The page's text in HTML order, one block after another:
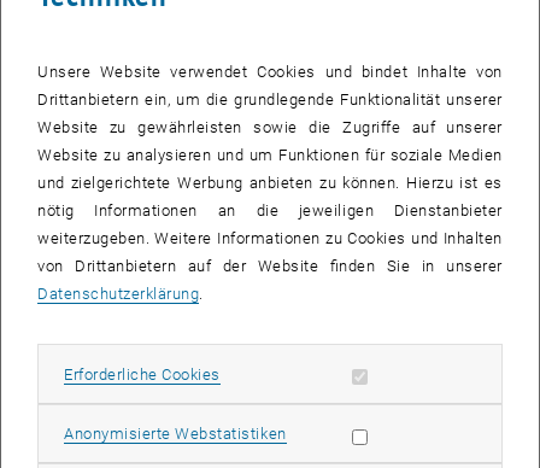
Bild
Neues Kursangebot des AMD
Neues Kursangebot des AMD
Neues Kursangebot des AMD
Dienst zusammen mit GUT ein sehr interessantes Kursprogramm
Angeboten werden unter anderem:
Unsere Website verwendet Cookies und bindet Inhalte von
Drittanbietern ein, um die grundlegende Funktionalität unserer
Website zu gewährleisten sowie die Zugriffe auf unserer
Website zu analysieren und um Funktionen für soziale Medien
und zielgerichtete Werbung anbieten zu können. Hierzu ist es
nötig Informationen an die jeweiligen Dienstanbieter
weiterzugeben. Weitere Informationen zu Cookies und Inhalten
von Drittanbietern auf der Website finden Sie in unserer
Datenschutzerklärung.
Erforderliche Cookies Erforderliche Cookies zulassen
Anonymisierte WebstatistikenStatistik Cookies zulassen